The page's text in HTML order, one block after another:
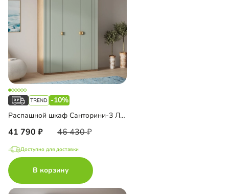
-10%
Распашной шкаф Санторини-3 Лайф
41 790 46 430
Доступно для доставки
В корзину